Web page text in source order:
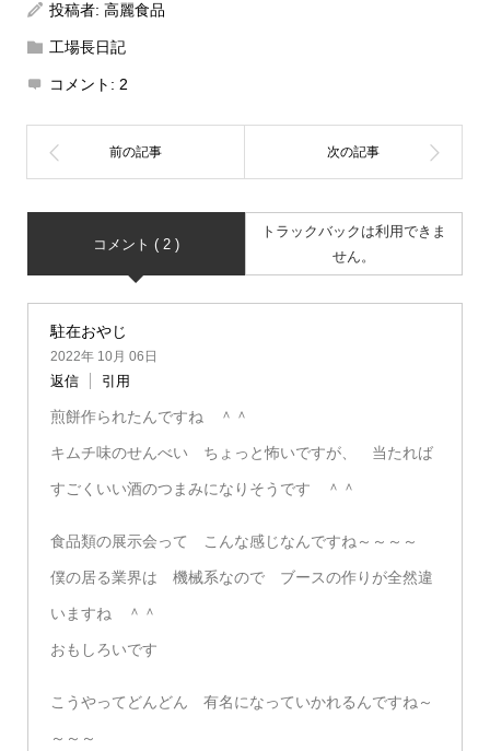
投稿者: 高麗食品
工場長日記
コメント: 2
コメント ( 2 )
トラックバックは利用できま
せん。
駐在おやじ
2022年 10月 06日
返信 引用
煎餅作られたんですね ＾＾
キムチ味のせんべい ちょっと怖いですが、 当たれば
すごくいい酒のつまみになりそうです ＾＾
食品類の展示会って こんな感じなんですね～～～～
僕の居る業界は 機械系なので ブースの作りが全然違
いますね ＾＾
おもしろいです
こうやってどんどん 有名になっていかれるんですね～
～～～